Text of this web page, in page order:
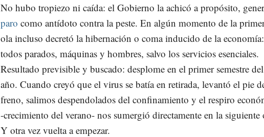
No hubo tropiezo ni caída: el Gobierno la achicó a propósito,
paro como antídoto contra la peste. En algún momento de la
ola incluso decretó la hibernación o coma inducido de la economía:
todos parados, máquinas y hombres, salvo los servicios esenciales.
Resultado previsible y buscado: desplome en el primer semestre del
año. Cuando creyó que el virus se batía en retirada, levantó el pie
freno, salimos despendolados del confinamiento y el respiro
-crecimiento del verano- nos sumergió directamente en la siguiente
Y otra vez vuelta a empezar.